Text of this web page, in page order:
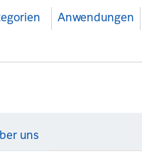
Anwendungen
uns